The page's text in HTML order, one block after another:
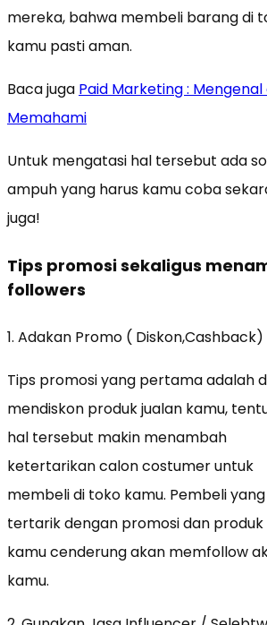
mereka, bahwa membeli barang di
kamu pasti aman.
Baca juga Paid Marketing : Mengenal
Memahami
Untuk mengatasi hal tersebut ada
ampuh yang harus kamu coba
juga!
Tips promosi sekaligus
followers
1. Adakan Promo ( Diskon,Cashback)
Tips promosi yang pertama adalah
mendiskon produk jualan kamu,
hal tersebut makin menambah
ketertarikan calon costumer untuk
membeli di toko kamu. Pembeli
tertarik dengan promosi dan produk
kamu cenderung akan memfollow
kamu.